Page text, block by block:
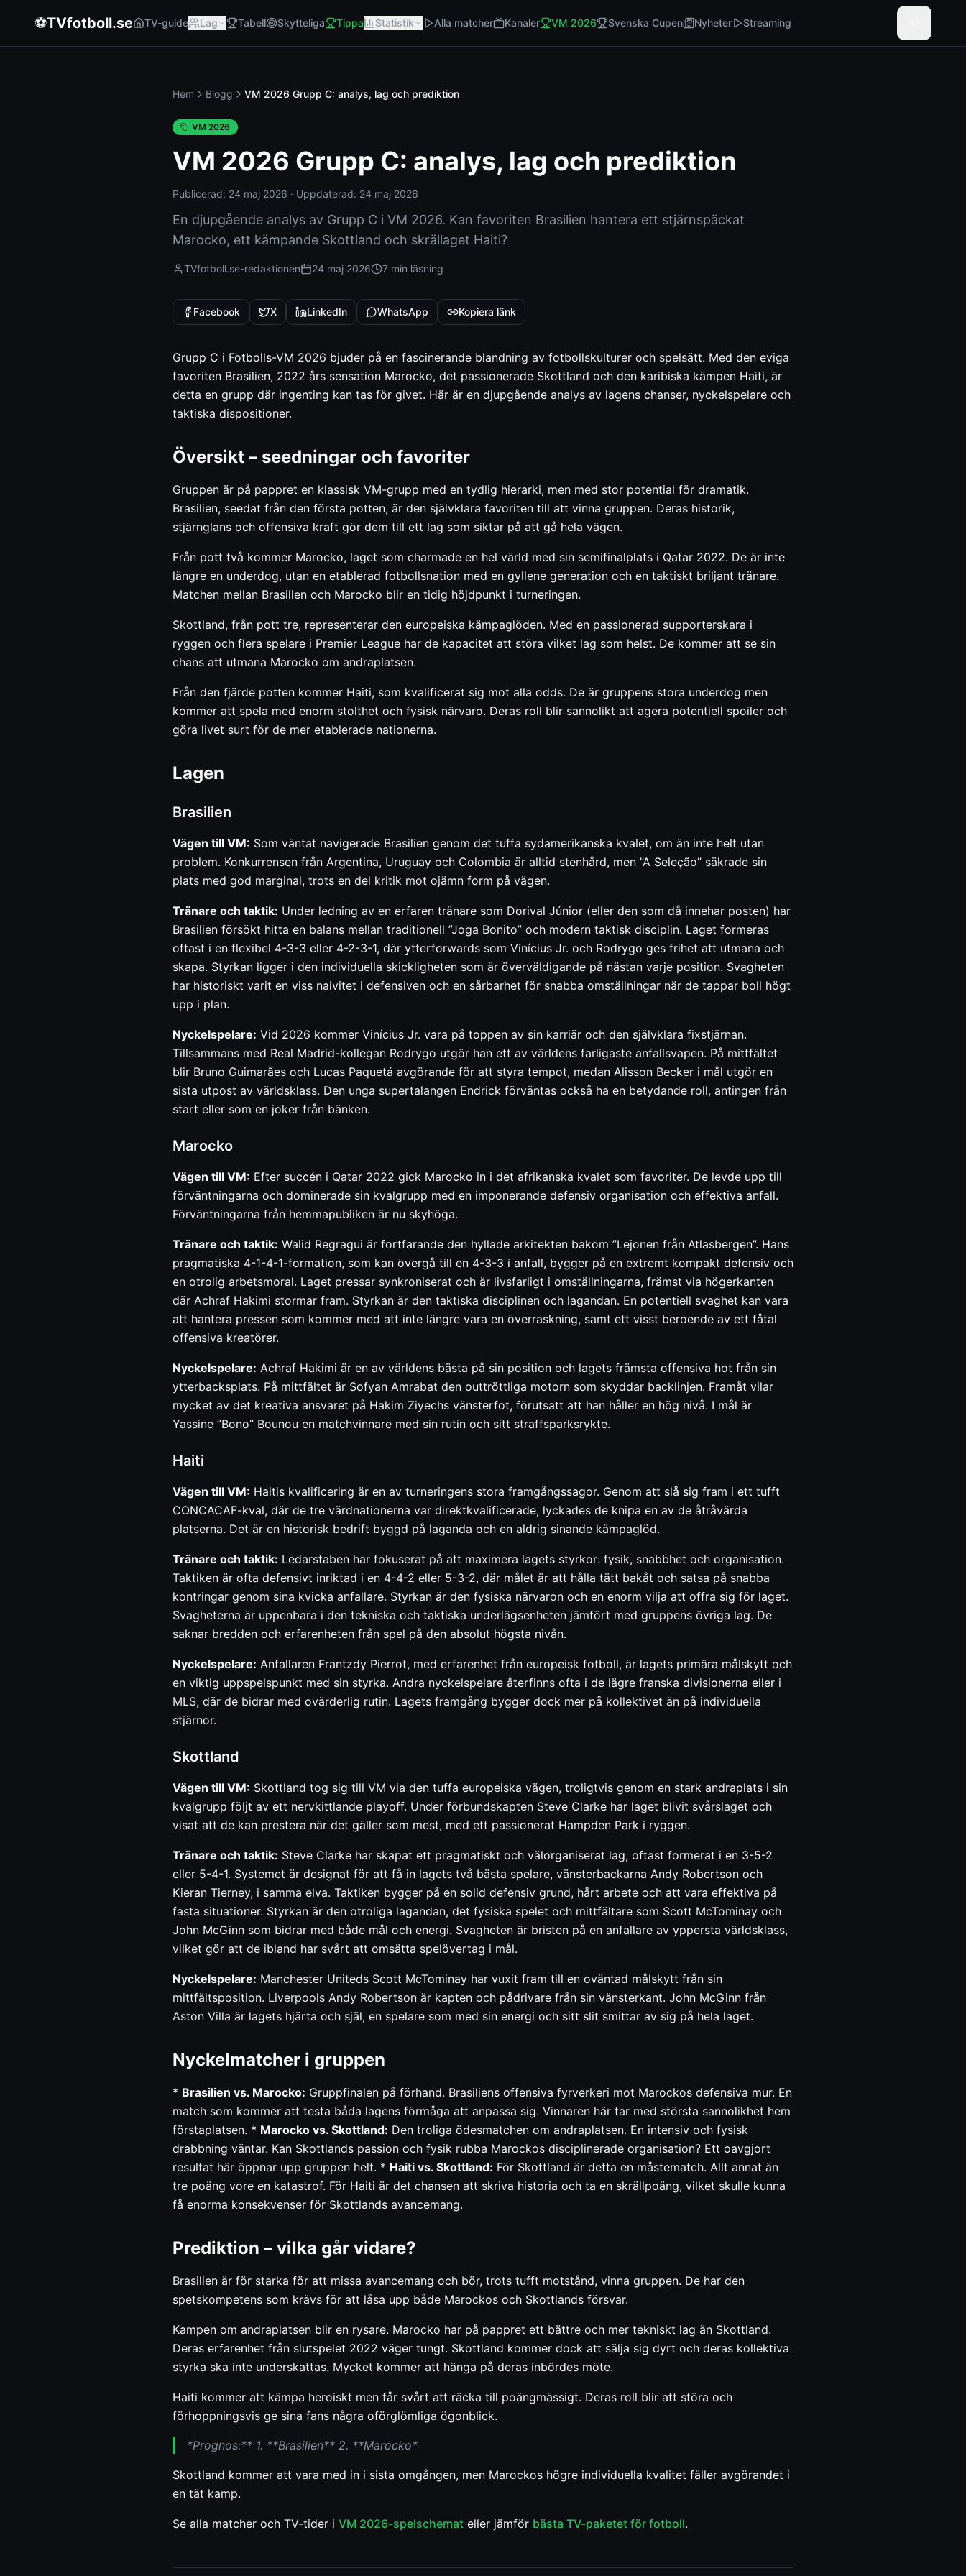
⚽TVfotboll.se TV-guide Lag Tabell Skytteliga Tippa Statistik Alla matcher Kanaler VM 2026 Svenska Cupen Nyheter Streaming
Hem Blogg VM 2026 Grupp C: analys, lag och prediktion
VM 2026
VM 2026 Grupp C: analys, lag och prediktion
Publicerad: 24 maj 2026 · Uppdaterad: 24 maj 2026
En djupgående analys av Grupp C i VM 2026. Kan favoriten Brasilien hantera ett stjärnspäckat
Marocko, ett kämpande Skottland och skrällaget Haiti?
TVfotboll.se-redaktionen 24 maj 2026 7 min läsning
Facebook X LinkedIn WhatsApp Kopiera länk
Grupp C i Fotbolls-VM 2026 bjuder på en fascinerande blandning av fotbollskulturer och spelsätt. Med den eviga
favoriten Brasilien, 2022 års sensation Marocko, det passionerade Skottland och den karibiska kämpen Haiti, är
detta en grupp där ingenting kan tas för givet. Här är en djupgående analys av lagens chanser, nyckelspelare och
taktiska dispositioner.
Översikt – seedningar och favoriter
Gruppen är på pappret en klassisk VM-grupp med en tydlig hierarki, men med stor potential för dramatik.
Brasilien, seedat från den första potten, är den självklara favoriten till att vinna gruppen. Deras historik,
stjärnglans och offensiva kraft gör dem till ett lag som siktar på att gå hela vägen.
Från pott två kommer Marocko, laget som charmade en hel värld med sin semifinalplats i Qatar 2022. De är inte
längre en underdog, utan en etablerad fotbollsnation med en gyllene generation och en taktiskt briljant tränare.
Matchen mellan Brasilien och Marocko blir en tidig höjdpunkt i turneringen.
Skottland, från pott tre, representerar den europeiska kämpaglöden. Med en passionerad supporterskara i
ryggen och flera spelare i Premier League har de kapacitet att störa vilket lag som helst. De kommer att se sin
chans att utmana Marocko om andraplatsen.
Från den fjärde potten kommer Haiti, som kvalificerat sig mot alla odds. De är gruppens stora underdog men
kommer att spela med enorm stolthet och fysisk närvaro. Deras roll blir sannolikt att agera potentiell spoiler och
göra livet surt för de mer etablerade nationerna.
Lagen
Brasilien
Vägen till VM: Som väntat navigerade Brasilien genom det tuffa sydamerikanska kvalet, om än inte helt utan
problem. Konkurrensen från Argentina, Uruguay och Colombia är alltid stenhård, men ”A Seleção” säkrade sin
plats med god marginal, trots en del kritik mot ojämn form på vägen.
Tränare och taktik: Under ledning av en erfaren tränare som Dorival Júnior (eller den som då innehar posten) har
Brasilien försökt hitta en balans mellan traditionell ”Joga Bonito” och modern taktisk disciplin. Laget formeras
oftast i en flexibel 4-3-3 eller 4-2-3-1, där ytterforwards som Vinícius Jr. och Rodrygo ges frihet att utmana och
skapa. Styrkan ligger i den individuella skickligheten som är överväldigande på nästan varje position. Svagheten
har historiskt varit en viss naivitet i defensiven och en sårbarhet för snabba omställningar när de tappar boll högt
upp i plan.
Nyckelspelare: Vid 2026 kommer Vinícius Jr. vara på toppen av sin karriär och den självklara fixstjärnan.
Tillsammans med Real Madrid-kollegan Rodrygo utgör han ett av världens farligaste anfallsvapen. På mittfältet
blir Bruno Guimarães och Lucas Paquetá avgörande för att styra tempot, medan Alisson Becker i mål utgör en
sista utpost av världsklass. Den unga supertalangen Endrick förväntas också ha en betydande roll, antingen från
start eller som en joker från bänken.
Marocko
Vägen till VM: Efter succén i Qatar 2022 gick Marocko in i det afrikanska kvalet som favoriter. De levde upp till
förväntningarna och dominerade sin kvalgrupp med en imponerande defensiv organisation och effektiva anfall.
Förväntningarna från hemmapubliken är nu skyhöga.
Tränare och taktik: Walid Regragui är fortfarande den hyllade arkitekten bakom ”Lejonen från Atlasbergen”. Hans
pragmatiska 4-1-4-1-formation, som kan övergå till en 4-3-3 i anfall, bygger på en extremt kompakt defensiv och
en otrolig arbetsmoral. Laget pressar synkroniserat och är livsfarligt i omställningarna, främst via högerkanten
där Achraf Hakimi stormar fram. Styrkan är den taktiska disciplinen och lagandan. En potentiell svaghet kan vara
att hantera pressen som kommer med att inte längre vara en överraskning, samt ett visst beroende av ett fåtal
offensiva kreatörer.
Nyckelspelare: Achraf Hakimi är en av världens bästa på sin position och lagets främsta offensiva hot från sin
ytterbacksplats. På mittfältet är Sofyan Amrabat den outtröttliga motorn som skyddar backlinjen. Framåt vilar
mycket av det kreativa ansvaret på Hakim Ziyechs vänsterfot, förutsatt att han håller en hög nivå. I mål är
Yassine ”Bono” Bounou en matchvinnare med sin rutin och sitt straffsparksrykte.
Haiti
Vägen till VM: Haitis kvalificering är en av turneringens stora framgångssagor. Genom att slå sig fram i ett tufft
CONCACAF-kval, där de tre värdnationerna var direktkvalificerade, lyckades de knipa en av de åtråvärda
platserna. Det är en historisk bedrift byggd på laganda och en aldrig sinande kämpaglöd.
Tränare och taktik: Ledarstaben har fokuserat på att maximera lagets styrkor: fysik, snabbhet och organisation.
Taktiken är ofta defensivt inriktad i en 4-4-2 eller 5-3-2, där målet är att hålla tätt bakåt och satsa på snabba
kontringar genom sina kvicka anfallare. Styrkan är den fysiska närvaron och en enorm vilja att offra sig för laget.
Svagheterna är uppenbara i den tekniska och taktiska underlägsenheten jämfört med gruppens övriga lag. De
saknar bredden och erfarenheten från spel på den absolut högsta nivån.
Nyckelspelare: Anfallaren Frantzdy Pierrot, med erfarenhet från europeisk fotboll, är lagets primära målskytt och
en viktig uppspelspunkt med sin styrka. Andra nyckelspelare återfinns ofta i de lägre franska divisionerna eller i
MLS, där de bidrar med ovärderlig rutin. Lagets framgång bygger dock mer på kollektivet än på individuella
stjärnor.
Skottland
Vägen till VM: Skottland tog sig till VM via den tuffa europeiska vägen, troligtvis genom en stark andraplats i sin
kvalgrupp följt av ett nervkittlande playoff. Under förbundskapten Steve Clarke har laget blivit svårslaget och
visat att de kan prestera när det gäller som mest, med ett passionerat Hampden Park i ryggen.
Tränare och taktik: Steve Clarke har skapat ett pragmatiskt och välorganiserat lag, oftast formerat i en 3-5-2
eller 5-4-1. Systemet är designat för att få in lagets två bästa spelare, vänsterbackarna Andy Robertson och
Kieran Tierney, i samma elva. Taktiken bygger på en solid defensiv grund, hårt arbete och att vara effektiva på
fasta situationer. Styrkan är den otroliga lagandan, det fysiska spelet och mittfältare som Scott McTominay och
John McGinn som bidrar med både mål och energi. Svagheten är bristen på en anfallare av yppersta världsklass,
vilket gör att de ibland har svårt att omsätta spelövertag i mål.
Nyckelspelare: Manchester Uniteds Scott McTominay har vuxit fram till en oväntad målskytt från sin
mittfältsposition. Liverpools Andy Robertson är kapten och pådrivare från sin vänsterkant. John McGinn från
Aston Villa är lagets hjärta och själ, en spelare som med sin energi och sitt slit smittar av sig på hela laget.
Nyckelmatcher i gruppen
* Brasilien vs. Marocko: Gruppfinalen på förhand. Brasiliens offensiva fyrverkeri mot Marockos defensiva mur. En
match som kommer att testa båda lagens förmåga att anpassa sig. Vinnaren här tar med största sannolikhet hem
förstaplatsen. * Marocko vs. Skottland: Den troliga ödesmatchen om andraplatsen. En intensiv och fysisk
drabbning väntar. Kan Skottlands passion och fysik rubba Marockos disciplinerade organisation? Ett oavgjort
resultat här öppnar upp gruppen helt. * Haiti vs. Skottland: För Skottland är detta en måstematch. Allt annat än
tre poäng vore en katastrof. För Haiti är det chansen att skriva historia och ta en skrällpoäng, vilket skulle kunna
få enorma konsekvenser för Skottlands avancemang.
Prediktion – vilka går vidare?
Brasilien är för starka för att missa avancemang och bör, trots tufft motstånd, vinna gruppen. De har den
spetskompetens som krävs för att låsa upp både Marockos och Skottlands försvar.
Kampen om andraplatsen blir en rysare. Marocko har på pappret ett bättre och mer tekniskt lag än Skottland.
Deras erfarenhet från slutspelet 2022 väger tungt. Skottland kommer dock att sälja sig dyrt och deras kollektiva
styrka ska inte underskattas. Mycket kommer att hänga på deras inbördes möte.
Haiti kommer att kämpa heroiskt men får svårt att räcka till poängmässigt. Deras roll blir att störa och
förhoppningsvis ge sina fans några oförglömliga ögonblick.
*Prognos:** 1. **Brasilien** 2. **Marocko*
Skottland kommer att vara med in i sista omgången, men Marockos högre individuella kvalitet fäller avgörandet i
en tät kamp.
Se alla matcher och TV-tider i VM 2026-spelschemat eller jämför bästa TV-paketet för fotboll.